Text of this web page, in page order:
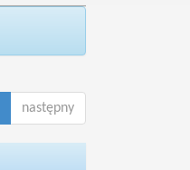
następny